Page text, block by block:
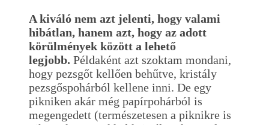
A kiváló nem azt jelenti, hogy valami
hibátlan, hanem azt, hogy az adott
körülmények között a lehető
legjobb. Példaként azt szoktam mondani,
hogy pezsgőt kellően behűtve, kristály
pezsgőspohárból kellene inni. De egy
pikniken akár még papírpohárból is
megengedett (természetesen a piknikre is